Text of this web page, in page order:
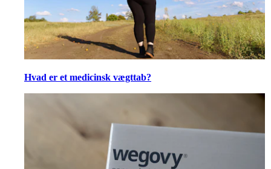
Hvad er et medicinsk vægttab?